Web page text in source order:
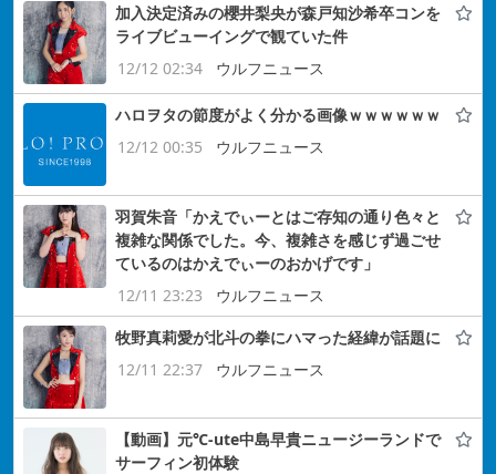
加入決定済みの櫻井梨央が森戸知沙希卒コンを
ライブビューイングで観ていた件
12/12 02:34
ウルフニュース
ハロヲタの節度がよく分かる画像ｗｗｗｗｗｗ
12/12 00:35
ウルフニュース
羽賀朱音「かえでぃーとはご存知の通り色々と
複雑な関係でした。今、複雑さを感じず過ごせ
ているのはかえでぃーのおかげです」
12/11 23:23
ウルフニュース
牧野真莉愛が北斗の拳にハマった経緯が話題に
12/11 22:37
ウルフニュース
【動画】元℃-ute中島早貴ニュージーランドで
サーフィン初体験